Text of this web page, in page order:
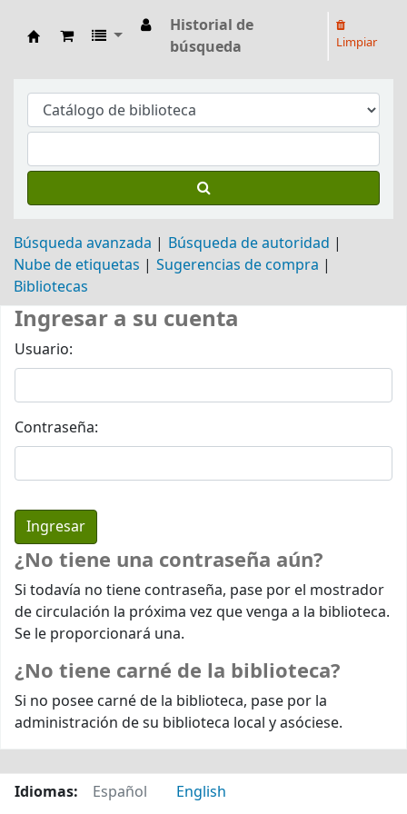
Biblioteca Arq. Hilarión H. Larguía
Historial de
búsqueda
Limpiar
Búsqueda avanzada
Búsqueda de autoridad
Nube de etiquetas
Sugerencias de compra
Bibliotecas
Ingresar a su cuenta
Usuario:
Contraseña:
¿No tiene una contraseña aún?
Si todavía no tiene contraseña, pase por el mostrador
de circulación la próxima vez que venga a la biblioteca.
Se le proporcionará una.
¿No tiene carné de la biblioteca?
Si no posee carné de la biblioteca, pase por la
administración de su biblioteca local y asóciese.
Idiomas: Español English